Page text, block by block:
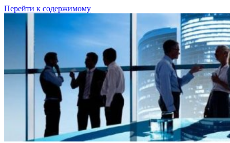
Перейти к содержимому